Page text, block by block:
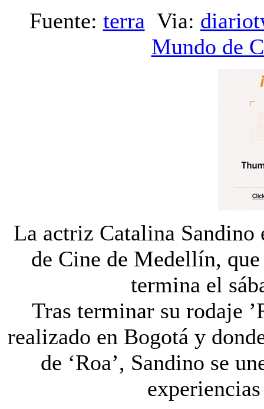
Fuente: terra Via:
Mundo de
La actriz Catalina
de Cine de Medellín,
termina el
Tras terminar su rodaje
realizado en Bogotá y
de ‘Roa’, Sandino se